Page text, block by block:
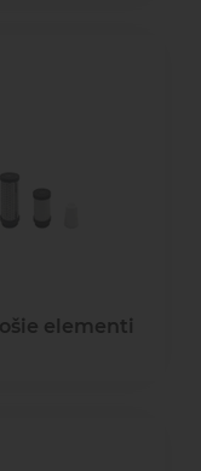
elementi